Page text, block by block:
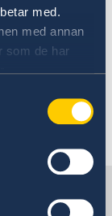
med.
med annan
som de har
on behalf
the